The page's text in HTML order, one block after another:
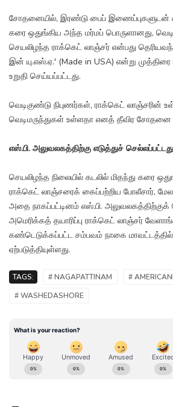
சோதனையில், இரண்டு பைப் இணைப்புகளுடன்
கரை ஒதுங்கிய அந்த மர்மப் பொருளானது,
செயலிழந்த ராக்கெட் லாஞ்சர் என்பது
இன் யு.எஸ்.ஏ.' (Made in USA) என்று முத்திரை
உறுதி செய்யப்பட்டது.
வெடிகுண்டு நிபுணர்கள், ராக்கெட் லாஞ்சரின்
வெடிமருந்துகள் உள்ளதா எனத் தீவிர சோதனை
எஸ்.பி. அலுவலகத்திற்கு எடுத்துச் செல்லப்பட்டது
செயலிழந்த நிலையில் கடலில் மிதந்து கரை
ராக்கெட் லாஞ்சரைக் கைப்பற்றிய போலீசார்,
அதை நாகப்பட்டினம் எஸ்.பி.
அமெரிக்கத் தயாரிப்பு ராக்கெட் லாஞ்சர்
கண்டெடுக்கப்பட்ட சம்பவம் நாகை மாவட்டத்தில்
ஏற்படுத்தியுள்ளது.
TAGS: # NAGAPATTINAM
#
# WASHEDASHORE